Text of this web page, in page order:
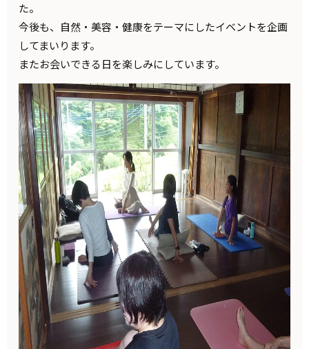
た。
今後も、自然・美容・健康をテーマにしたイベントを企画
してまいります。
またお会いできる日を楽しみにしています。